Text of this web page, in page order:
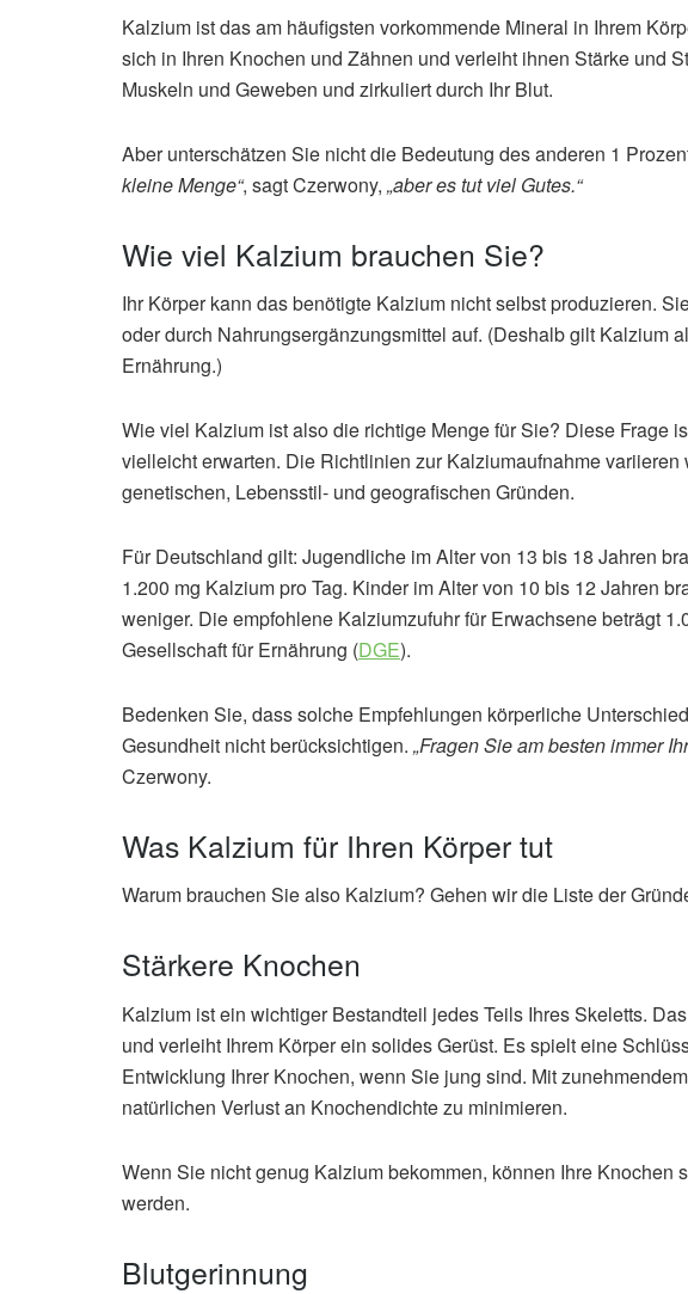
Kalzium ist das am häufigsten vorkommende Mineral in Ihrem
sich in Ihren Knochen und Zähnen und verleiht ihnen Stärke und
Muskeln und Geweben und zirkuliert durch Ihr Blut.
Aber unterschätzen Sie nicht die Bedeutung des anderen 1
kleine Menge“, sagt Czerwony, „aber es tut viel Gutes.“
Wie viel Kalzium brauchen Sie?
Ihr Körper kann das benötigte Kalzium nicht selbst produzieren.
oder durch Nahrungsergänzungsmittel auf. (Deshalb gilt Kalzium
Ernährung.)
Wie viel Kalzium ist also die richtige Menge für Sie? Diese Frage
vielleicht erwarten. Die Richtlinien zur Kalziumaufnahme
genetischen, Lebensstil- und geografischen Gründen.
Für Deutschland gilt: Jugendliche im Alter von 13 bis 18 Jahren
1.200 mg Kalzium pro Tag. Kinder im Alter von 10 bis 12 Jahren
weniger. Die empfohlene Kalziumzufuhr für Erwachsene beträgt
Gesellschaft für Ernährung (DGE).
Bedenken Sie, dass solche Empfehlungen körperliche
Gesundheit nicht berücksichtigen. „Fragen Sie am besten immer
Czerwony.
Was Kalzium für Ihren Körper tut
Warum brauchen Sie also Kalzium? Gehen wir die Liste der
Stärkere Knochen
Kalzium ist ein wichtiger Bestandteil jedes Teils Ihres Skeletts.
und verleiht Ihrem Körper ein solides Gerüst. Es spielt eine
Entwicklung Ihrer Knochen, wenn Sie jung sind. Mit
natürlichen Verlust an Knochendichte zu minimieren.
Wenn Sie nicht genug Kalzium bekommen, können Ihre Knochen
werden.
Blutgerinnung